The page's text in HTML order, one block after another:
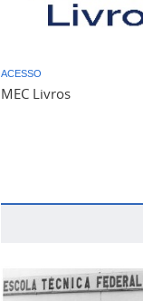
ACESSO
MEC Livros